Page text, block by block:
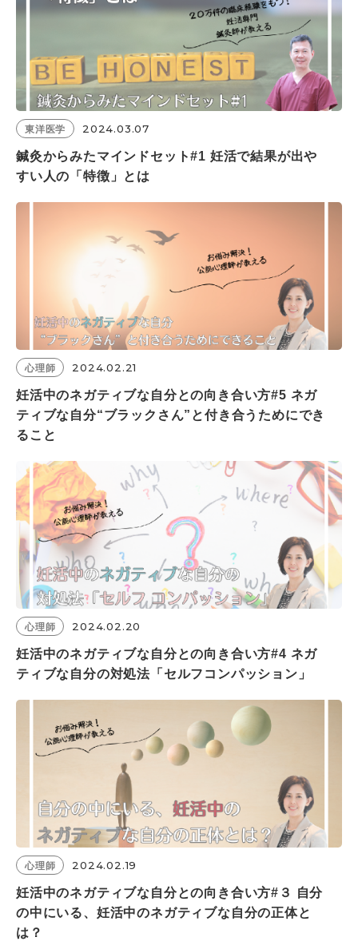
東洋医学 2024.03.07
鍼灸からみたマインドセット#1 妊活で結果が出や
すい人の「特徴」とは
心理師 2024.02.21
妊活中のネガティブな自分との向き合い方#5 ネガ
ティブな自分“ブラックさん”と付き合うためにでき
ること
心理師 2024.02.20
妊活中のネガティブな自分との向き合い方#4 ネガ
ティブな自分の対処法「セルフコンパッション」
心理師 2024.02.19
妊活中のネガティブな自分との向き合い方#３ 自分
の中にいる、妊活中のネガティブな自分の正体と
は？